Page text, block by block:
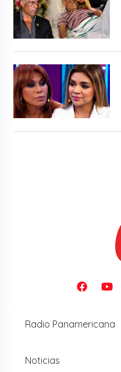
Radio Panamericana
Noticias